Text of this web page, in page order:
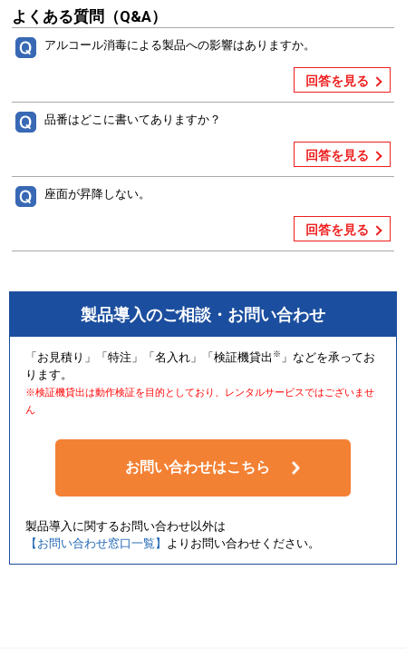
よくある質問（Q&A）
アルコール消毒による製品への影響はありますか。
回答を見る
品番はどこに書いてありますか？
回答を見る
座面が昇降しない。
回答を見る
製品導入のご相談・お問い合わせ
「お見積り」「特注」「名入れ」「検証機貸出 ※ 」などを承ってお
ります。
※検証機貸出は動作検証を目的としており、レンタルサービスではございませ
ん
お問い合わせはこちら
製品導入に関するお問い合わせ以外は
【お問い合わせ窓口一覧】 よりお問い合わせください。